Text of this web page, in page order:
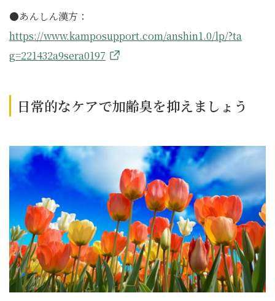
●あんしん漢方：
https://www.kamposupport.com/anshin1.0/lp/?ta
g=221432a9sera0197
日常的なケアで加齢臭を抑えましょう